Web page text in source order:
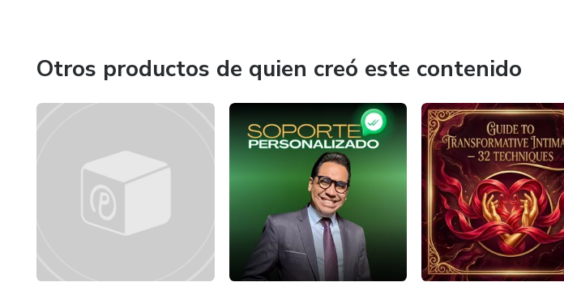
Otros productos de quien creó este contenido